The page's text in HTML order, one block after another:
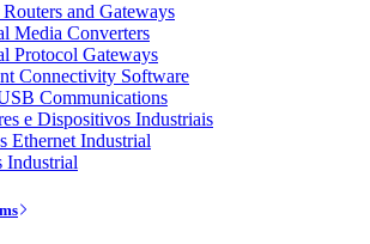
and Gateways
Media Converters
Protocol Gateways
Connectivity Software
Communications
e Dispositivos Industriais
Ethernet Industrial
Industrial